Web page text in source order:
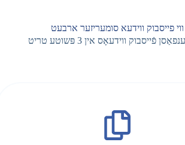
ווי פייסבוק ווידעא סומעריזער ארבעט
פֿייסבוק ווידעאָס אין 3 פּשוטע טריט